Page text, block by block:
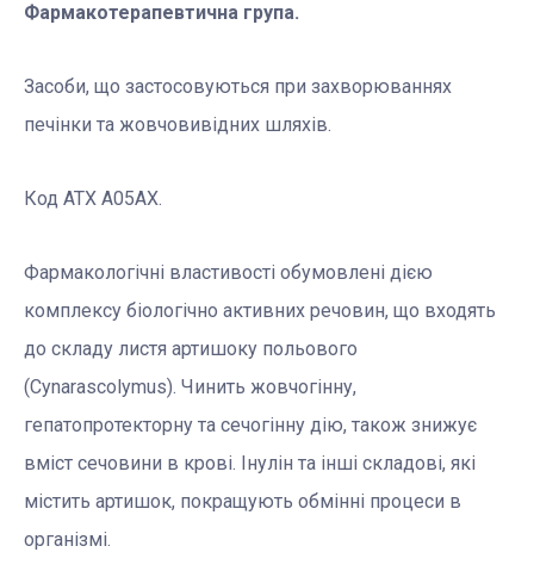
Фармакотерапевтична група.
Засоби, що застосовуються при захворюваннях
печінки та жовчовивідних шляхів.
Код АТХ А05AХ.
Фармакологічні властивості обумовлені дією
комплексу біологічно активних речовин, що входять
до складу листя артишоку польового
(Сynarascolymus). Чинить жовчогінну,
гепатопротекторну та сечогінну дію, також знижує
вміст сечовини в крові. Інулін та інші складові, які
містить артишок, покращують обмінні процеси в
організмі.